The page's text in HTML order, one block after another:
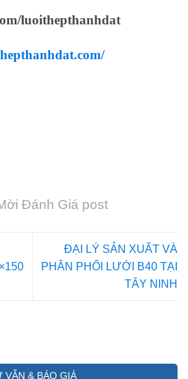
luoithepthanhdat
Đánh Giá post
ĐẠI LÝ SẢN XUẤT VÀ
PHÂN PHỐI LƯỚI B40 TẠI
TÂY NINH
VẪN & BÁO GIÁ